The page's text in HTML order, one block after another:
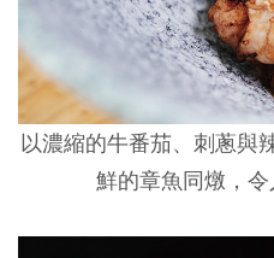
以濃縮的牛番茄、刺蔥與
鮮的章魚同燉，令